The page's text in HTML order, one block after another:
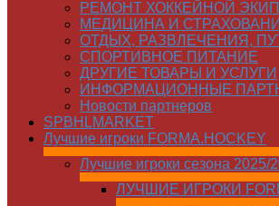
РЕМОНТ ХОККЕЙНОЙ
МЕДИЦИНА И
ОТДЫХ, РАЗВЛЕЧЕНИЯ,
СПОРТИВНОЕ ПИТАНИЕ
ДРУГИЕ ТОВАРЫ И УСЛУГИ
ИНФОРМАЦИОННЫЕ
Новости партнеров
SPBHLMARKET
Лучшие игроки FORMA.HOCKEY
Лучшие игроки сезона 2025/
ЛУЧШИЕ ИГРОКИ